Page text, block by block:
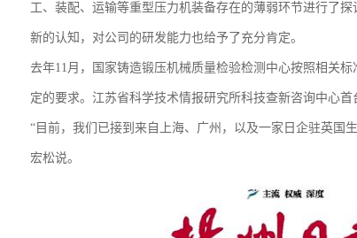
工、装配、运输等重型压力机装备存在的薄弱环节进行了
新的认知，对公司的研发能力也给予了充分肯定。
去年11月，国家铸造锻压机械质量检验检测中心按照相关
定的要求。 江苏省科学技术情报研究所科技查新咨询中心首
“目前，我们已接到来自上海、广州，以及一家日企驻英国
宏松说。